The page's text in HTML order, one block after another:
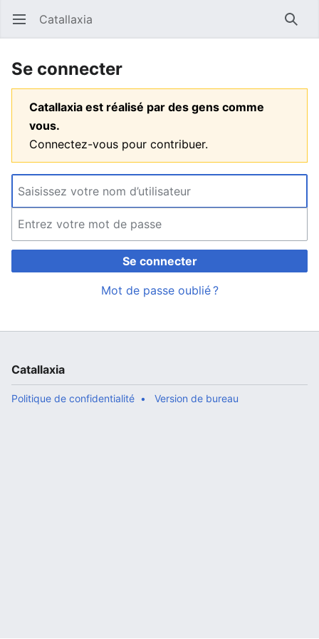
Ouvrir le menu principal Catallaxia
Se connecter
Catallaxia est réalisé par des gens comme
vous.
Connectez-vous pour contribuer.
Se connecter
Mot de passe oublié ?
Catallaxia
Politique de confidentialité Version de bureau